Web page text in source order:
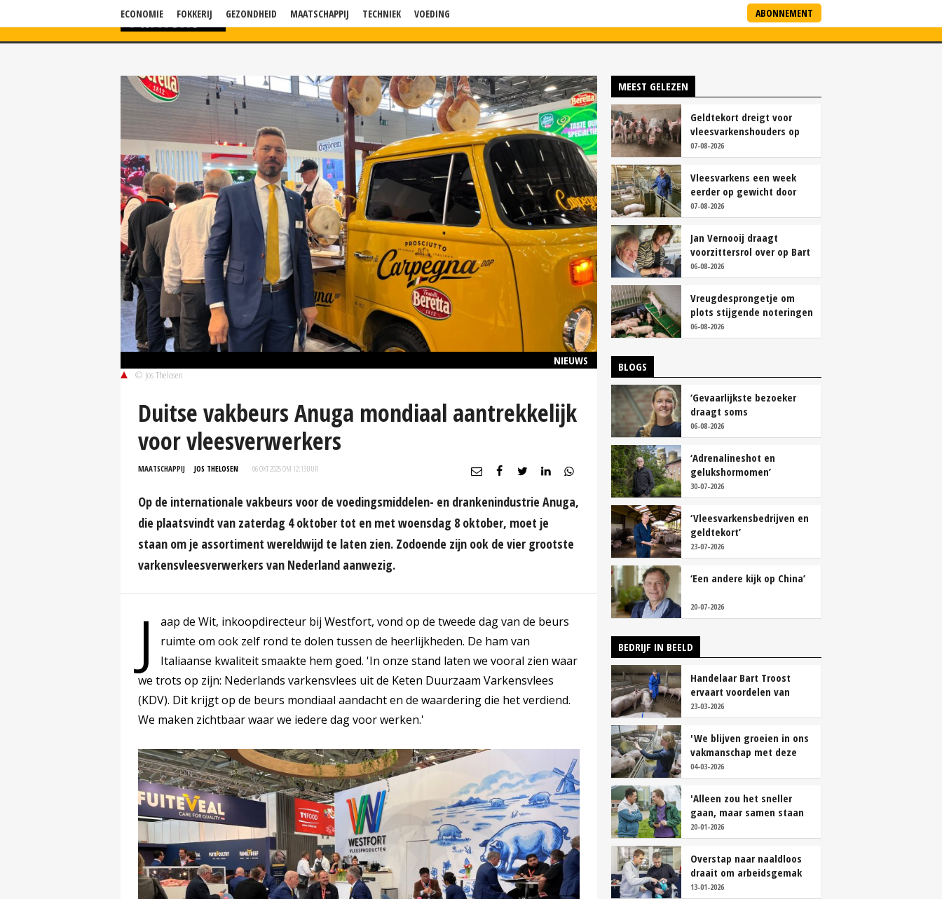
ECONOMIE FOKKERIJ GEZONDHEID MAATSCHAPPIJ TECHNIEK VOEDING ABONNEMENT
HOME NIEUWS VERDIEPING BLOG
NIEUWS
© Jos Thelosen
Duitse vakbeurs Anuga mondiaal aantrekkelijk
voor vleesverwerkers
MAATSCHAPPIJ JOS THELOSEN 06 OKT 2025 OM 12:13UUR
Op de internationale vakbeurs voor de voedingsmiddelen- en drankenindustrie Anuga,
die plaatsvindt van zaterdag 4 oktober tot en met woensdag 8 oktober, moet je
staan om je assortiment wereldwijd te laten zien. Zodoende zijn ook de vier grootste
varkensvleesverwerkers van Nederland aanwezig.
J
aap de Wit, inkoopdirecteur bij Westfort, vond op de tweede dag van de beurs
ruimte om ook zelf rond te dolen tussen de heerlijkheden. De ham van
Italiaanse kwaliteit smaakte hem goed. 'In onze stand laten we vooral zien waar
we trots op zijn: Nederlands varkensvlees uit de Keten Duurzaam Varkensvlees
(KDV). Dit krijgt op de beurs mondiaal aandacht en de waardering die het verdiend.
We maken zichtbaar waar we iedere dag voor werken.'
MEEST GELEZEN
Geldtekort dreigt voor
vleesvarkenshouders op
vrije markt
07-08-2026
Vleesvarkens een week
eerder op gewicht door
continu aanbod van
brijvoer
07-08-2026
Jan Vernooij draagt
voorzittersrol over op Bart
Camps
06-08-2026
Vreugdesprongetje om
plots stijgende noteringen
06-08-2026
BLOGS
‘Gevaarlijkste bezoeker
draagt soms
overschoenen’
06-08-2026
‘Adrenalineshot en
gelukshormomen’
30-07-2026
‘Vleesvarkensbedrijven en
geldtekort’
23-07-2026
‘Een andere kijk op China’
20-07-2026
BEDRIJF IN BEELD
Handelaar Bart Troost
ervaart voordelen van
coöperatieve voerfusie
23-03-2026
'We blijven groeien in ons
vakmanschap met deze
teamaanpak'
04-03-2026
'Alleen zou het sneller
gaan, maar samen staan
we stukken sterker'
20-01-2026
Overstap naar naaldloos
draait om arbeidsgemak
en diervriendelijkheid
13-01-2026